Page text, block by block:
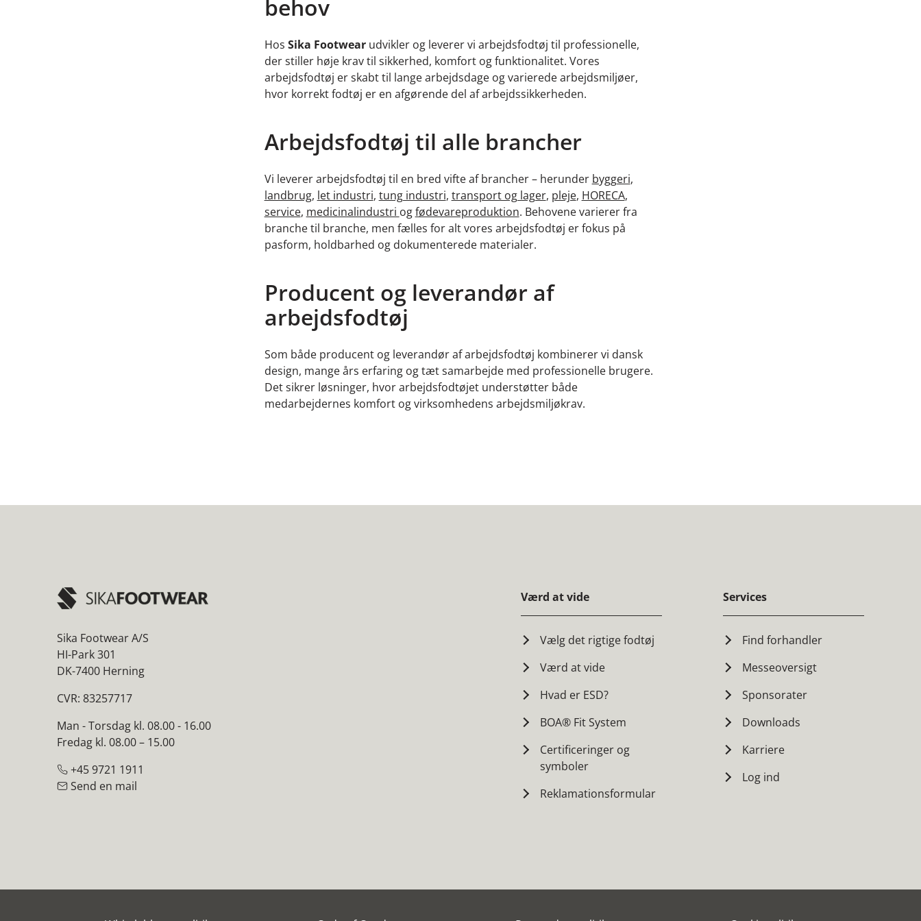
behov
Hos Sika Footwearudvikler og leverer vi arbejdsfodtøj til professionelle,
der stiller høje krav til sikkerhed, komfort og funktionalitet. Vores
arbejdsfodtøj er skabt til lange arbejdsdage og varierede arbejdsmiljøer,
hvor korrekt fodtøj er en afgørende del af arbejdssikkerheden.
Arbejdsfodtøj til alle brancher
Vi leverer arbejdsfodtøj til en bred vifte af brancher – herunder byggeri,
landbrug, let industri, tung industri, transport og lager, pleje, HORECA,
service, medicinalindustri ogfødevareproduktion. Behovene varierer fra
branche til branche, men fælles for alt vores arbejdsfodtøj er fokus på
pasform, holdbarhed og dokumenterede materialer.
Producent og leverandør af
arbejdsfodtøj
Som både producent og leverandør af arbejdsfodtøj kombinerer vi dansk
design, mange års erfaring og tæt samarbejde med professionelle brugere.
Det sikrer løsninger, hvor arbejdsfodtøjet understøtter både
medarbejdernes komfort og virksomhedens arbejdsmiljøkrav.
Sika Footwear A/S
HI-Park 301
DK-7400 Herning
CVR: 83257717
Man - Torsdag kl. 08.00 - 16.00
Fredag kl. 08.00 – 15.00
+45 9721 1911
Send en mail
Værd at vide
Vælg det rigtige fodtøj
Værd at vide
Hvad er ESD?
BOA® Fit System
Certificeringer og
symboler
Reklamationsformular
Services
Find forhandler
Messeoversigt
Sponsorater
Downloads
Karriere
Log ind